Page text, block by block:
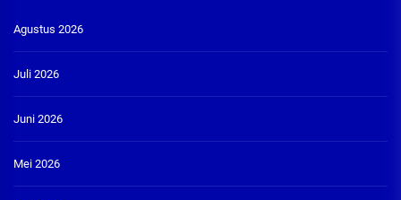
Agustus 2026
Juli 2026
Juni 2026
Mei 2026